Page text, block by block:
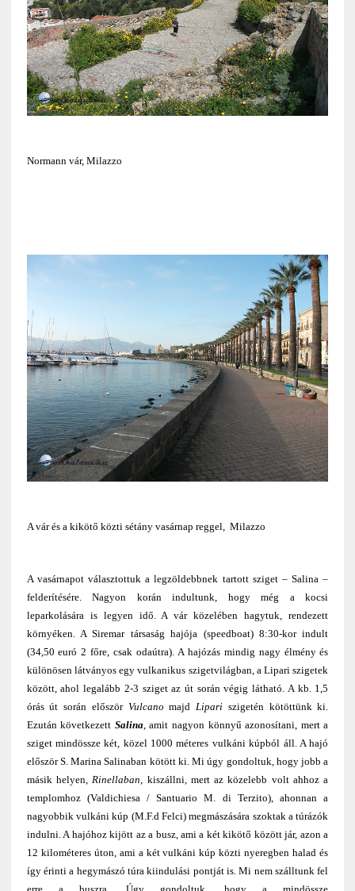
Normann vár, Milazzo
A vár és a kikötő közti sétány vasárnap reggel, Milazzo
A vasárnapot választottuk a legzöldebbnek tartott sziget – Salina –
felderítésére. Nagyon korán indultunk, hogy még a kocsi
leparkolására is legyen idő. A vár közelében hagytuk, rendezett
környéken. A Siremar társaság hajója (speedboat) 8:30-kor indult
(34,50 euró 2 főre, csak odaútra). A hajózás mindig nagy élmény és
különösen látványos egy vulkanikus szigetvilágban, a Lipari szigetek
között, ahol legalább 2-3 sziget az út során végig látható. A kb. 1,5
órás út során először Vulcano majd Lipari szigetén kötöttünk ki.
Ezután következett Salina, amit nagyon könnyű azonosítani, mert a
sziget mindössze két, közel 1000 méteres vulkáni kúpból áll. A hajó
először S. Marina Salinaban kötött ki. Mi úgy gondoltuk, hogy jobb a
másik helyen, Rinellaban , kiszállni, mert az közelebb volt ahhoz a
templomhoz (Valdichiesa / Santuario M. di Terzito), ahonnan a
nagyobbik vulkáni kúp (M.F.d Felci) megmászására szoktak a túrázók
indulni. A hajóhoz kijött az a busz, ami a két kikötő között jár, azon a
12 kilométeres úton, ami a két vulkáni kúp közti nyeregben halad és
így érinti a hegymászó túra kiindulási pontját is. Mi nem szálltunk fel